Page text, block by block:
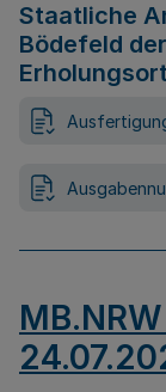
Staatliche
Bödefeld